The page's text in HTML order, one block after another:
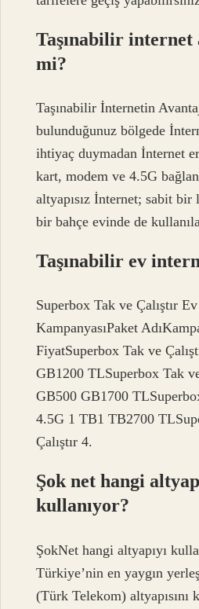
Taşınabilir internet
mi?
Taşınabilir İnternetin
bulunduğunuz bölgede
ihtiyaç duymadan İnternet
kart, modem ve 4.5G
altyapısız İnternet; sabit
bir bahçe evinde de
Taşınabilir ev
Superbox Tak ve Çalıştır
KampanyasıPaket
FiyatSuperbox Tak ve
GB1200 TLSuperbox Tak
GB500 GB1700
4.5G 1 TB1 TB2700
Çalıştır 4.
Şok net hangi
kullanıyor?
ŞokNet hangi altyapıyı
Türkiye’nin en yaygın
(Türk Telekom) altyapısını